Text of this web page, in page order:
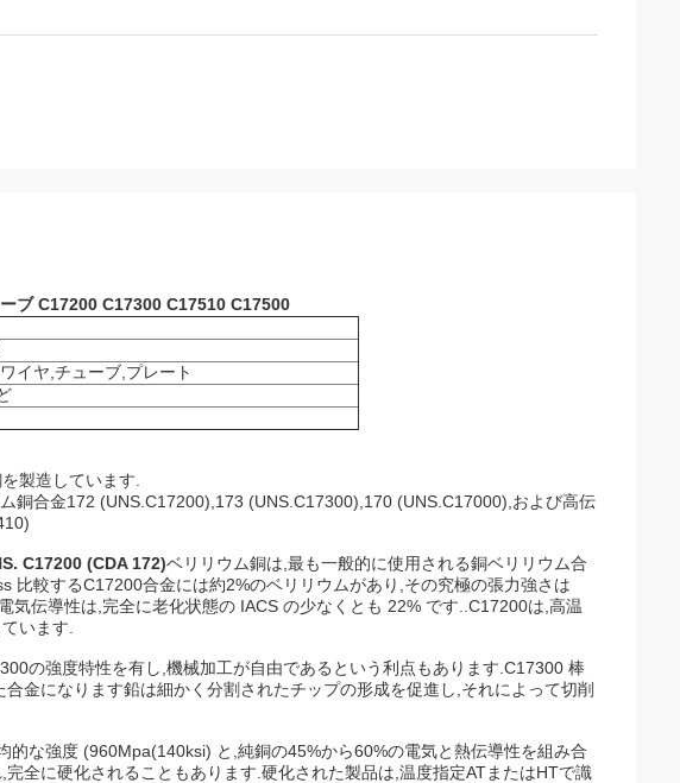
ブ C17200 C17300 C17510 C17500
イヤ,チューブ,プレート
製造しています.
銅合金172 (UNS.C17200),173 (UNS.C17300),170 (UNS.C17000),および高伝
C17200 (CDA 172)ベリリウム銅は,最も一般的に使用される銅ベリリウム合
比較するC17200合金には約2%のベリリウムがあり,その究極の張力強さは
気伝導性は,完全に老化状態の IACS の少なくとも 22% です..C17200は,高温
います.
の強度特性を有し,機械加工が自由であるという利点もあります.C17300 棒
金になります鉛は細かく分割されたチップの形成を促進し,それによって切削
的な強度 (960Mpa(140ksi) と,純銅の45%から60%の電気と熱伝導性を組み合
全に硬化されることもあります.硬化された製品は,温度指定ATまたはHTで識